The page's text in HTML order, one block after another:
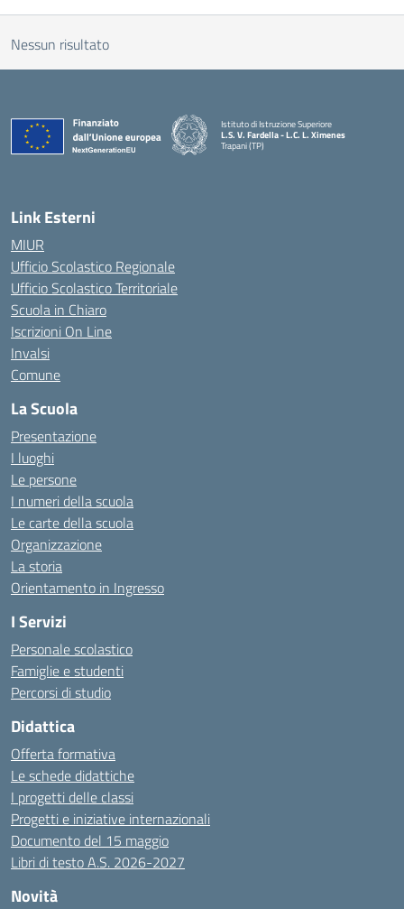
Nessun risultato
Istituto di Istruzione Superiore
L.S. V. Fardella - L.C. L. Ximenes
Trapani (TP)
Link Esterni
MIUR
Ufficio Scolastico Regionale
Ufficio Scolastico Territoriale
Scuola in Chiaro
Iscrizioni On Line
Invalsi
Comune
La Scuola
Presentazione
I luoghi
Le persone
I numeri della scuola
Le carte della scuola
Organizzazione
La storia
Orientamento in Ingresso
I Servizi
Personale scolastico
Famiglie e studenti
Percorsi di studio
Didattica
Offerta formativa
Le schede didattiche
I progetti delle classi
Progetti e iniziative internazionali
Documento del 15 maggio
Libri di testo A.S. 2026-2027
Novità